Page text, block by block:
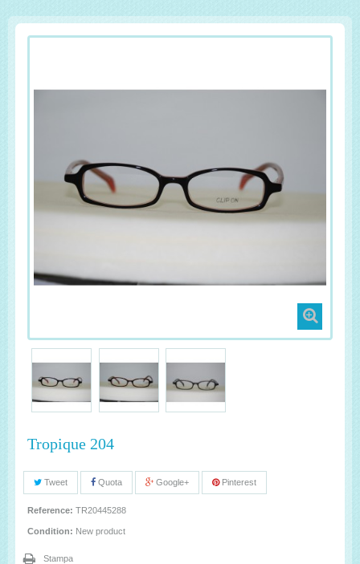
Tropique 204
Tweet Quota Google+ Pinterest
Reference: TR20445288
Condition: New product
Stampa